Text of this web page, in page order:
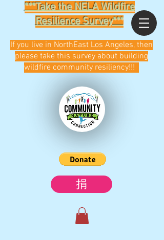
***Take the NELA Wildfire
Resilience Survey***
捐
If you live in NorthEast Los Angeles, then
please take this survey about building
wildfire community resiliency!!!